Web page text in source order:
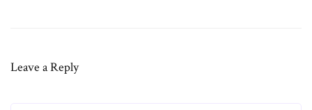
Leave a Reply